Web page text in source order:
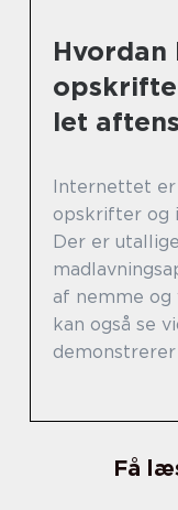
Hvordan
let
Internettet
opskrifter og
Der er
af nemme og
kan også se
Få